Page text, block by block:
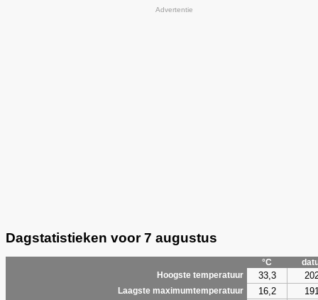
Advertentie
Dagstatistieken voor 7 augustus
°C
Hoogste temperatuur
33,3
Laagste maximumtemperatuur 16,2